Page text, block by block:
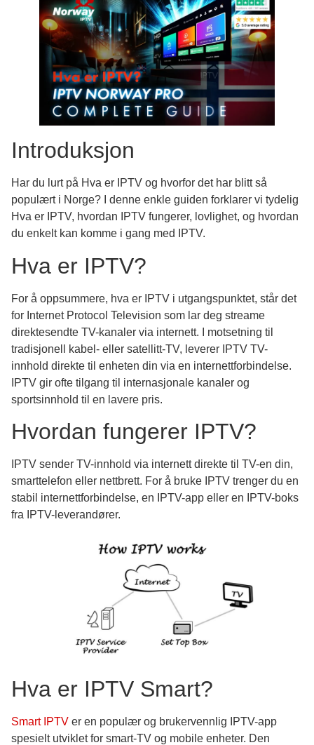
Introduksjon
Har du lurt på Hva er IPTV og hvorfor det har blitt så
populært i Norge? I denne enkle guiden forklarer vi tydelig
Hva er IPTV, hvordan IPTV fungerer, lovlighet, og hvordan
du enkelt kan komme i gang med IPTV.
Hva er IPTV?
For å oppsummere, hva er IPTV i utgangspunktet, står det
for Internet Protocol Television som lar deg streame
direktesendte TV-kanaler via internett. I motsetning til
tradisjonell kabel- eller satellitt-TV, leverer IPTV TV-
innhold direkte til enheten din via en internettforbindelse.
IPTV gir ofte tilgang til internasjonale kanaler og
sportsinnhold til en lavere pris.
Hvordan fungerer IPTV?
IPTV sender TV-innhold via internett direkte til TV-en din,
smarttelefon eller nettbrett. For å bruke IPTV trenger du en
stabil internettforbindelse, en IPTV-app eller en IPTV-boks
fra IPTV-leverandører.
Hva er IPTV Smart?
Smart IPTV er en populær og brukervennlig IPTV-app
spesielt utviklet for smart-TV og mobile enheter. Den